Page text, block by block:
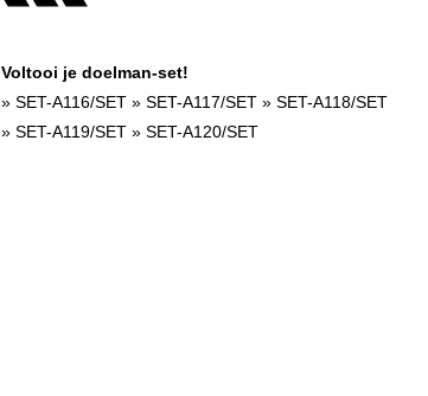
Voltooi je doelman-set!
» SET-A116/SET » SET-A117/SET » SET-A118/SET
» SET-A119/SET » SET-A120/SET